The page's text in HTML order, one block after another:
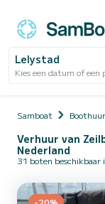
Lelystad
Kies een datum of een
Samboat Boothuur
Verhuur van
Nederland
31 boten beschikbaar
-20%